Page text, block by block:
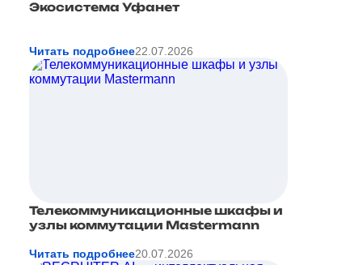
Экосистема Уфанет
Читать подробнее22.07.2026
Телекоммуникационные шкафы и
узлы коммутации Mastermann
Читать подробнее20.07.2026